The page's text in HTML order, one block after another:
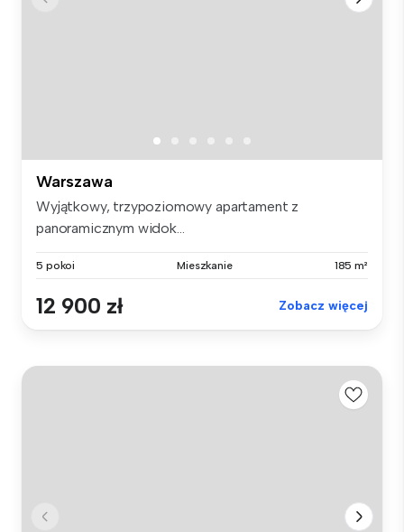
Warszawa
Wyjątkowy, trzypoziomowy apartament z
panoramicznym widok...
5 pokoi Mieszkanie 185 m²
12 900 zł Zobacz więcej